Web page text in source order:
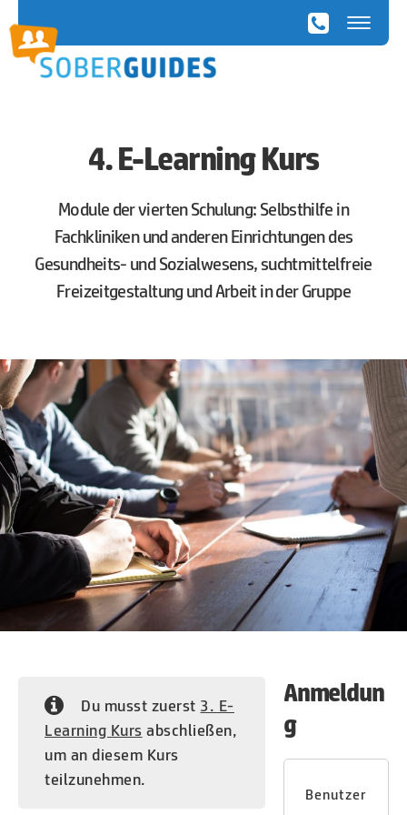
4. E-Learning Kurs
Module der vierten Schulung: Selbsthilfe in
Fachkliniken und anderen Einrichtungen des
Gesundheits- und Sozialwesens, suchtmittelfreie
Freizeitgestaltung und Arbeit in der Gruppe
Du musst zuerst 3. E-
Learning Kurs abschließen,
um an diesem Kurs
teilzunehmen.
Anmeldun
g
Benutzer